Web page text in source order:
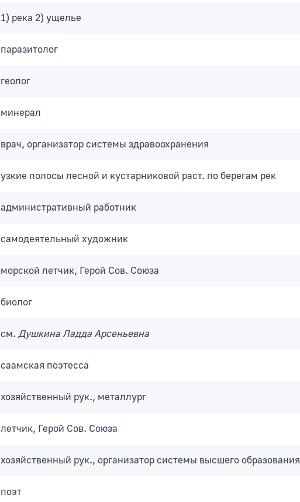
1) река 2) ущелье
паразитолог
геолог
минерал
врач, организатор системы здравоохранения
узкие полосы лесной и кустарниковой раст. по берегам рек
административный работник
самодеятельный художник
морской летчик, Герой Сов. Союза
биолог
см. Душкина Ладда Арсеньевна
саамская поэтесса
хозяйственный рук., металлург
летчик, Герой Сов. Союза
хозяйственный рук., организатор системы высшего образования
поэт